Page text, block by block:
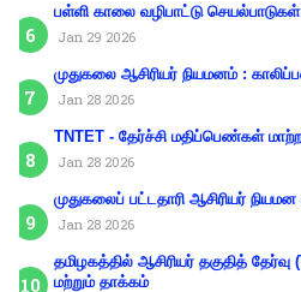
பள்ளி காலை வழிபாட்டு
Jan 29 2026
முதுகலை ஆசிரியர் நியமனம் :
Jan 28 2026
TNTET - தேர்ச்சி மதிப்பெண்கள்
Jan 28 2026
முதுகலைப் பட்டதாரி ஆசிரியர்
Jan 28 2026
தமிழகத்தில் ஆசிரியர் தகுதித்
மற்றும் தாக்கம்